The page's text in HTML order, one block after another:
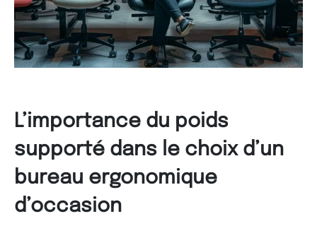
L’importance du poids
supporté dans le choix d’un
bureau ergonomique
d’occasion